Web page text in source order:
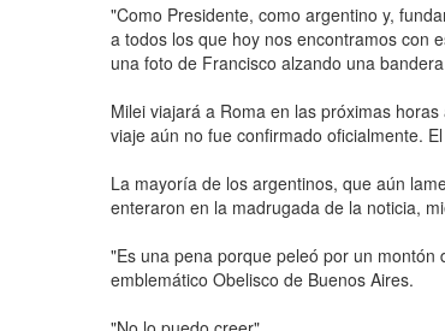
"Como Presidente, como argentino y,
a todos los que hoy nos encontramos con
una foto de Francisco alzando una
Milei viajará a Roma en las próximas
viaje aún no fue confirmado oficialmente.
La mayoría de los argentinos, que aún
enteraron en la madrugada de la noticia,
"Es una pena porque peleó por un
emblemático Obelisco de Buenos Aires.